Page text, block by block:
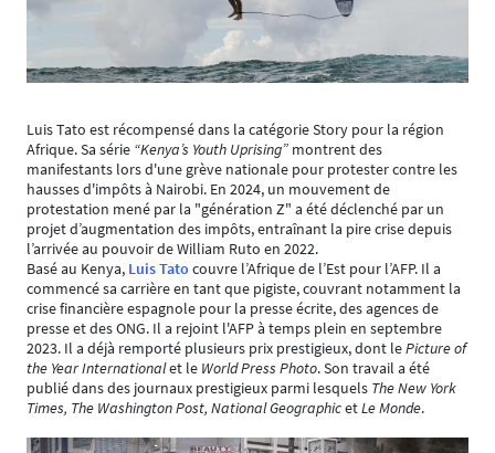
Luis Tato est récompensé dans la catégorie Story pour la région
Afrique. Sa série “Kenya’s Youth Uprising” montrent des
manifestants lors d'une grève nationale pour protester contre les
hausses d'impôts à Nairobi. En 2024, un mouvement de
protestation mené par la "génération Z" a été déclenché par un
projet d’augmentation des impôts, entraînant la pire crise depuis
l’arrivée au pouvoir de William Ruto en 2022.
Basé au Kenya, Luis Tato couvre l’Afrique de l’Est pour l’AFP. Il a
commencé sa carrière en tant que pigiste, couvrant notamment la
crise financière espagnole pour la presse écrite, des agences de
presse et des ONG. Il a rejoint l'AFP à temps plein en septembre
2023. Il a déjà remporté plusieurs prix prestigieux, dont lePicture of
the Year Internationalet le World Press Photo. Son travail a été
publié dans des journaux prestigieux parmi lesquels The New York
Times, The Washington Post, National GeographicetLe Monde.